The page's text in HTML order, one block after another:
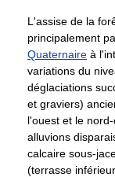
L'assise de la
principalement
Quaternaire à
variations du
déglaciations
et graviers)
l'ouest et le
alluvions
calcaire sous-
(terrasse